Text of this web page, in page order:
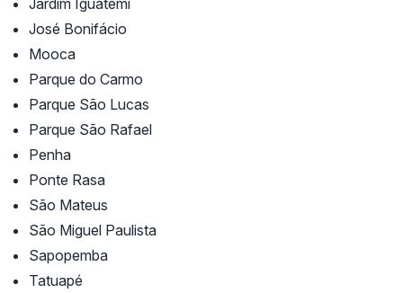
José Bonifácio
Mooca
Parque do Carmo
Parque São Lucas
Parque São Rafael
Penha
Ponte Rasa
São Mateus
São Miguel Paulista
Sapopemba
Tatuapé